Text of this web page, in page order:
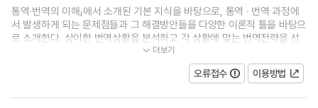
통역·번역의 이해」에서 소개된 기본 지식을 바탕으로, 통역 · 번역 과정에
서 발생하게 되는 문제점들과 그 해결방안들을 다양한 이론적 틀을 바탕으
로 소개한다. 상이한 번역상황을 분석하고 각 상황에 맞는 번역전략을 선
택하는 과정에서 작용하게 되는 대...더보기
오류접수 이용방법